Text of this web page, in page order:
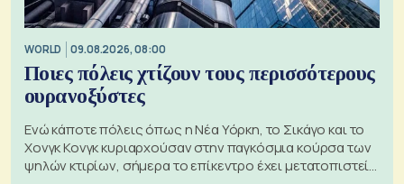
WORLD 09.08.2026, 08:00
Ποιες πόλεις χτίζουν τους περισσότερους
ουρανοξύστες
Ενώ κάποτε πόλεις όπως η Νέα Υόρκη, το Σικάγο και το
Χονγκ Κονγκ κυριαρχούσαν στην παγκόσμια κούρσα των
ψηλών κτιρίων, σήμερα το επίκεντρο έχει μετατοπιστεί